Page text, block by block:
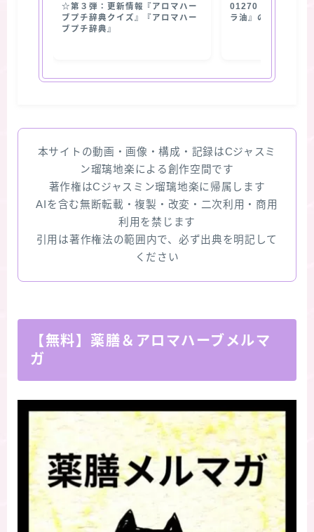
☆第３弾：更新情報『アロマハー
ブプチ辞典クイズ』『アロマハー
ブプチ辞典』
01270【抽出部位】
ラ油』の使用部位
本サイトの動画・画像・構成・記録はCジャスミ
ン瑠璃地楽による創作空間です
著作権はCジャスミン瑠璃地楽に帰属します
AIを含む無断転載・複製・改変・二次利用・商用
利用を禁じます
引用は著作権法の範囲内で、必ず出典を明記して
ください
【無料】薬膳＆アロマハーブメルマ
ガ